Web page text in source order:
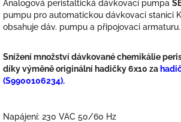
Analogová peristaltická dávkovací pumpa
pumpu pro automatickou dávkovací stanici
obsahuje dáv. pumpu a připojovací armaturu.
Snížení množství dávkované chemikálie
díky výměně originální hadičky 6x10 za
(S9900106234).
Napájení: 230 VAC 50/60 Hz